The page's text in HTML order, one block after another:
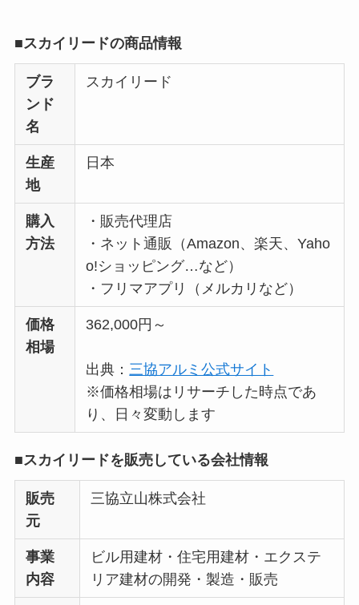
■スカイリードの商品情報
ブラ
ンド
名
スカイリード
生産
地
日本
購入
方法
・販売代理店
・ネット通販（Amazon、楽天、Yaho
o!ショッピング…など）
・フリマアプリ（メルカリなど）
価格
相場
362,000円～
出典：三協アルミ公式サイト
※価格相場はリサーチした時点であ
り、日々変動します
■スカイリードを販売している会社情報
販売
元
三協立山株式会社
事業
内容
ビル用建材・住宅用建材・エクステ
リア建材の開発・製造・販売